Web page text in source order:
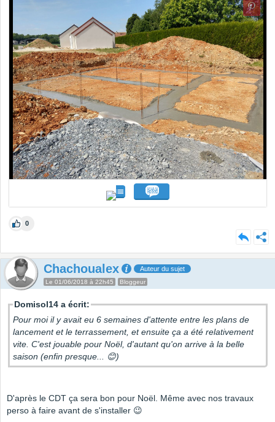
0
Chachoualex Auteur du sujet
Le 01/06/2018 à 22h45 Bloggeur
Domisol14 a écrit:
Pour moi il y avait eu 6 semaines d'attente entre les plans de
lancement et le terrassement, et ensuite ça a été relativement
vite. C'est jouable pour Noël, d'autant qu'on arrive à la belle
saison (enfin presque... 😊)
D'après le CDT ça sera bon pour Noël. Même avec nos travaux
perso à faire avant de s'installer 😉